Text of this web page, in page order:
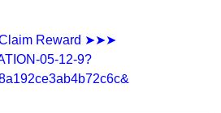
Reward ➤➤➤
05-12-9?